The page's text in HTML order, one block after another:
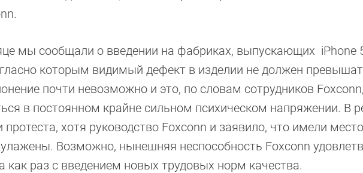
мы сообщали о введении на фабриках, выпускающих iPhone
которым видимый дефект в изделии не должен
почти невозможно и это, по словам сотрудников Foxconn,
в постоянном крайне сильном психическом напряжении. В
хотя руководство Foxconn и заявило, что имели
Возможно, нынешняя неспособность Foxconn
как раз с введением новых трудовых норм качества.